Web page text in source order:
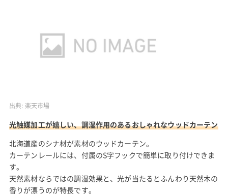
出典: 楽天市場
光触媒加工が嬉しい、調湿作用のあるおしゃれなウッドカーテン
北海道産のシナ材が素材のウッドカーテン。
カーテンレールには、付属のS字フックで簡単に取り付けできま
す。
天然素材ならではの調湿効果と、光が当たるとふんわり天然木の
香りが漂うのが特長です。